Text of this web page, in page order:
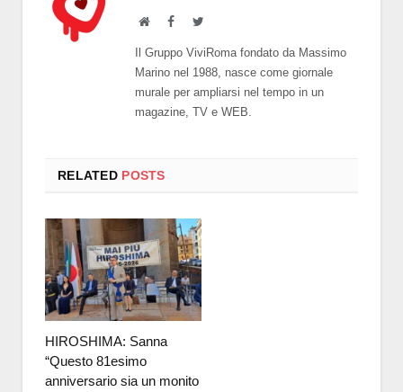
WebsiteFacebookTwitter
Il Gruppo ViviRoma fondato da Massimo
Marino nel 1988, nasce come giornale
murale per ampliarsi nel tempo in un
magazine, TV e WEB.
RELATEDPOSTS
HIROSHIMA: Sanna
“Questo 81esimo
anniversario sia un monito